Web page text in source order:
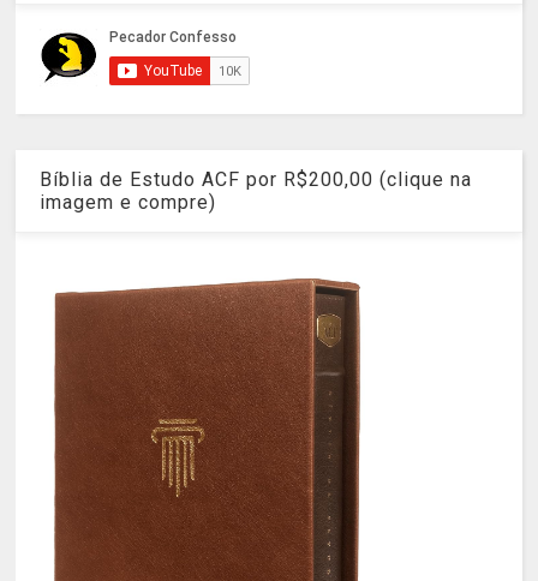
Bíblia de Estudo ACF por R$200,00 (clique na
imagem e compre)